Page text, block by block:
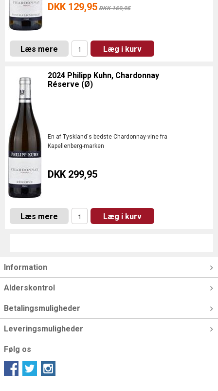
DKK 129,95 DKK 169,95
Læs mere Læg i kurv
2024 Philipp Kuhn, Chardonnay
Réserve (Ø)
En af Tyskland's bedste Chardonnay-vine fra
Kapellenberg-marken
DKK 299,95
Læs mere Læg i kurv
Information
Alderskontrol
Betalingsmuligheder
Leveringsmuligheder
Følg os